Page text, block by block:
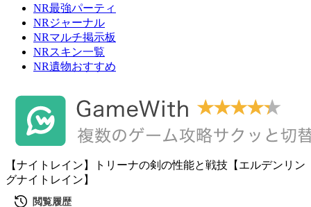
NR最強パーティ
NRジャーナル
NRマルチ掲示板
NRスキン一覧
NR遺物おすすめ
【ナイトレイン】トリーナの剣の性能と戦技【エルデンリン
グナイトレイン】